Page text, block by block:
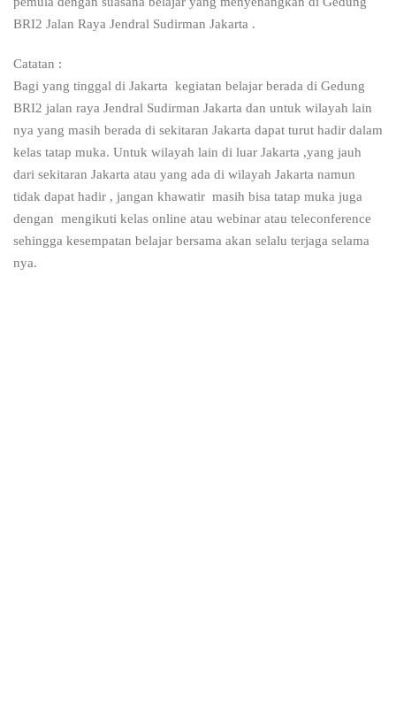
BRI2 Jalan Raya Jendral Sudirman Jakarta .
Catatan :
Bagi yang tinggal di Jakarta kegiatan belajar berada di Gedung
BRI2 jalan raya Jendral Sudirman Jakarta dan untuk wilayah lain
nya yang masih berada di sekitaran Jakarta dapat turut hadir dalam
kelas tatap muka. Untuk wilayah lain di luar Jakarta ,yang jauh
dari sekitaran Jakarta atau yang ada di wilayah Jakarta namun
tidak dapat hadir , jangan khawatir masih bisa tatap muka juga
dengan mengikuti kelas online atau webinar atau teleconference
sehingga kesempatan belajar bersama akan selalu terjaga selama
nya.